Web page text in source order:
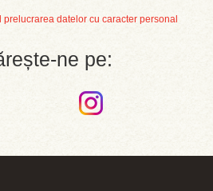
datelor cu caracter personal
ne pe: